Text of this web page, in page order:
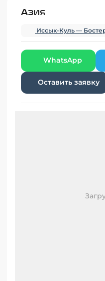
Азия
Иссык-Куль —
WhatsApp
Оставить заявку